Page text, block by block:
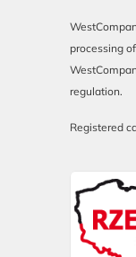
processing
regulation.
Registered